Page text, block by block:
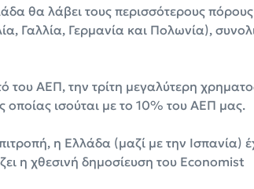
θα λάβει τους περισσότερους
Γαλλία, Γερμανία και Πολωνία),
ΑΕΠ, την τρίτη μεγαλύτερη
οποίας ισούται με το 10% του ΑΕΠ μας.
η Ελλάδα (μαζί με την Ισπανία)
η χθεσινή δημοσίευση του Economist